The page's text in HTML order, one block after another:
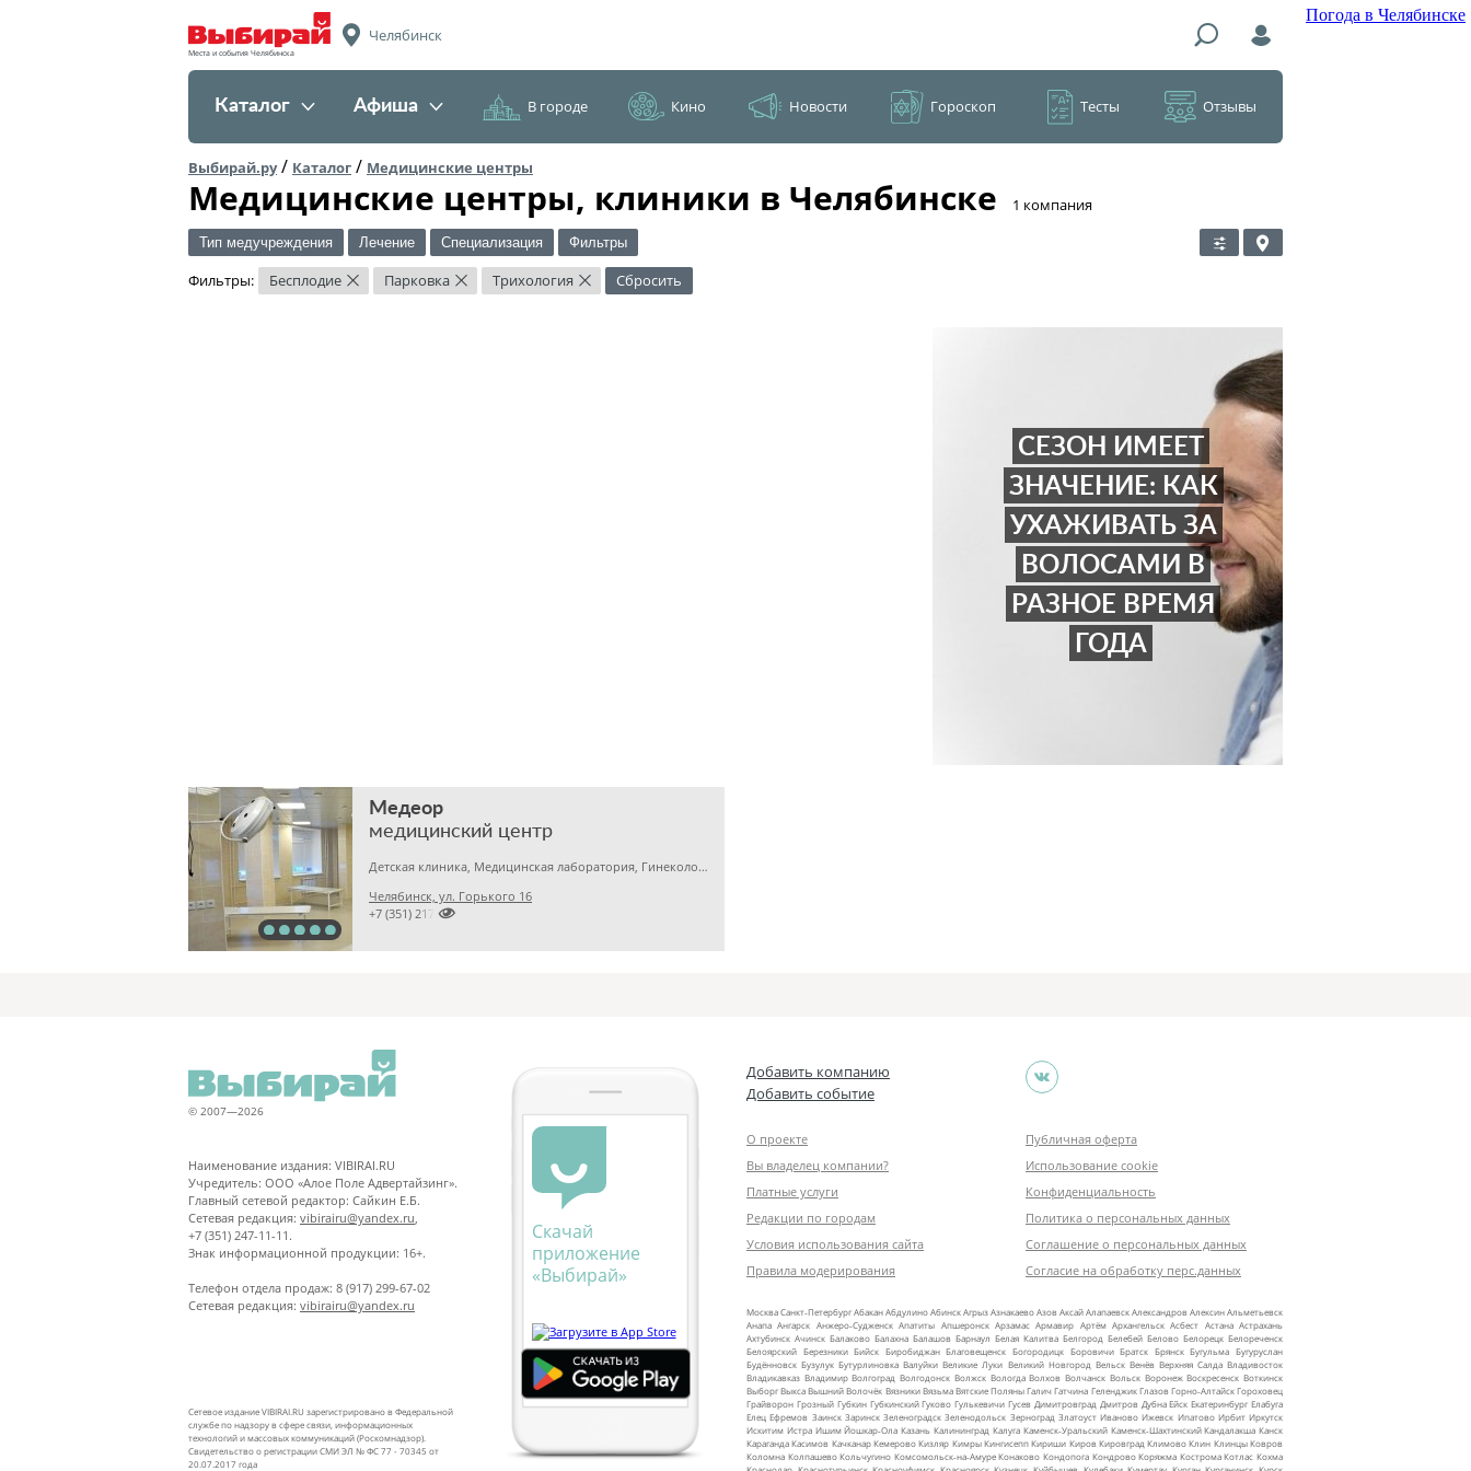
Погода в Челябинске
Места и события Челябинска
Челябинск
Каталог Афиша В городе Кино Новости Гороскоп Тесты Отзывы
Выбирай.ру/ Каталог / Медицинские центры
Медицинские центры, клиники в Челябинске ​1 компания
Тип медучреждения Лечение Специализация Фильтры
Фильтры: Бесплодие × Парковка × Трихология × Сбросить
СЕЗОН ИМЕЕТ
ЗНАЧЕНИЕ: КАК
УХАЖИВАТЬ ЗА
ВОЛОСАМИ В
РАЗНОЕ ВРЕМЯ
ГОДА
Медеор
медицинский центр
Детская клиника, Медицинская лаборатория, Гинекология
Челябинск, ул. Горького 16

+7 (351) 2172376
© 2007—2026
Наименование издания: VIBIRAI.RU
Учредитель: ООО «Алое Поле Адвертайзинг».
Главный сетевой редактор: Сайкин Е.Б.
Сетевая редакция: vibirairu@yandex.ru
+7 (351) 247-11-11.
Знак информационной продукции: 16+.
Телефон отдела продаж: 8 (917) 299-67-02
Сетевая редакция: vibirairu@yandex.ru
Сетевое издание VIBIRAI.RU зарегистрировано в Федеральной
службе по надзору в сфере связи, информационных
технологий и массовых коммуникаций (Роскомнадзор).
Свидетельство о регистрации СМИ ЭЛ № ФС 77 - 70345 от
20.07.2017 года
Скачай
приложение
«Выбирай»
Добавить компанию
Добавить событие
О проекте
Вы владелец компании?
Платные услуги
Редакции по городам
Условия использования сайта
Правила модерирования
Публичная оферта
Использование cookie
Конфиденциальность
Политика о персональных данных
Соглашение о персональных данных
Согласие на обработку перс.данных
МоскваСанкт‑ПетербургАбаканАбдулиноАбинскАгрызАзнакаевоАзовАксайАлапаевскАлександровАлексинАльметьевск
Анапа Ангарск Анжеро‑Судженск Апатиты Апшеронск Арзамас Армавир Артём Архангельск Асбест Астана Астрахань
Ахтубинск Ачинск Балаково Балахна Балашов Барнаул Белая Калитва Белгород Белебей Белово Белорецк Белореченск
Белоярский Березники Бийск Биробиджан Благовещенск Богородицк Боровичи Братск Брянск Бугульма Бугуруслан
Будённовск Бузулук Бутурлиновка Валуйки Великие Луки Великий Новгород Вельск Венёв Верхняя Салда Владивосток
Владикавказ Владимир Волгоград Волгодонск Волжск Вологда Волхов Волчанск Вольск Воронеж Воскресенск Воткинск
ВыборгВыкса Вышний Волочёк Вязники Вязьма Вятские Поляны Галич Гатчина Геленджик Глазов Горно‑АлтайскГороховец
Грайворон Грозный Губкин Губкинский Гуково Гулькевичи Гусев Димитровград Дмитров Дубна Ейск Екатеринбург Елабуга
Елец Ефремов Заинск Заринск Зеленоградск Зеленодольск Зерноград Златоуст Иваново Ижевск Ипатово Ирбит Иркутск
Искитим Истра Ишим Йошкар‑Ола Казань Калининград Калуга Каменск‑Уральский Каменск‑Шахтинский Кандалакша Канск
Караганда Касимов Качканар Кемерово Кизляр Кимры Кингисепп Кириши Киров Кировград Климово Клин Клинцы Ковров
Коломна Колпашево Кольчугино Комсомольск‑на‑Амуре Конаково Кондопога Кондрово Коряжма Кострома Котлас Кохма